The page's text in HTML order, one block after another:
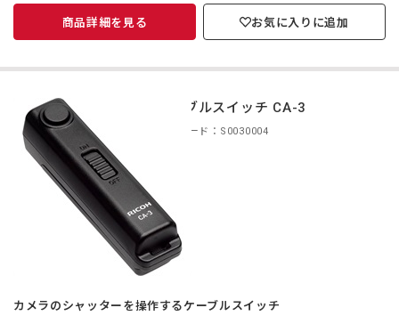
商品詳細を見る お気に入りに追加
ケーブルスイッチ CA-3
商品コード：S0030004
カメラのシャッターを操作するケーブルスイッチ